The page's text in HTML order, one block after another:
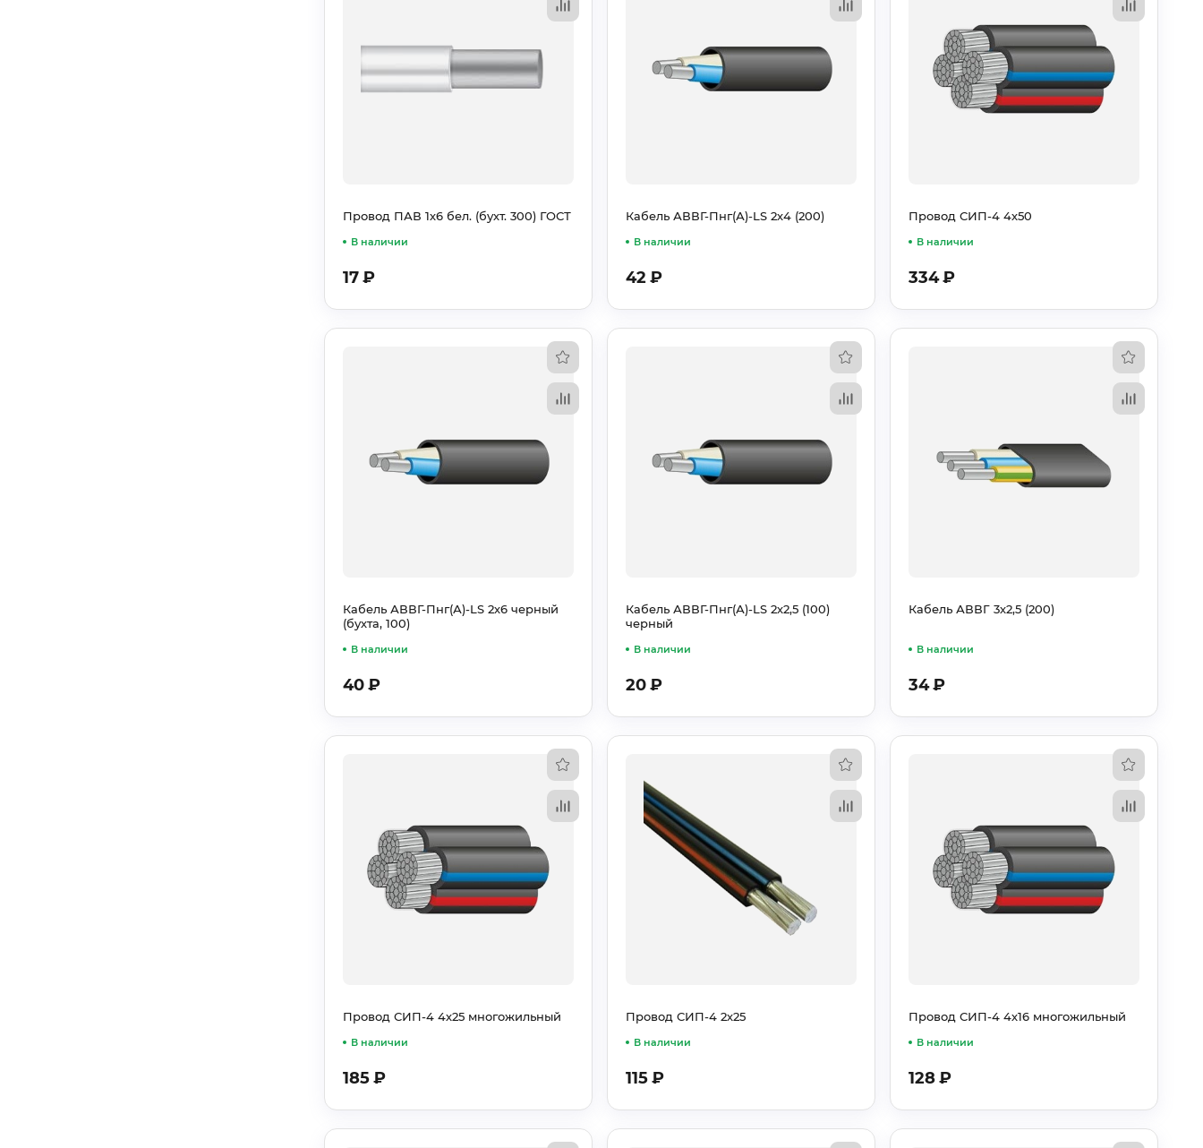
В наличии
Провод ПАВ 1х6 бел. (бухт. 300) ГОСТ
17₽
В наличии
Кабель АВВГ-Пнг(А)-LS 2х4 (200)
42₽
В наличии
Провод СИП-4 4х50
334₽
В наличии
Кабель АВВГ-Пнг(А)-LS 2х6 черный
(бухта, 100)
40₽
В наличии
Кабель АВВГ-Пнг(А)-LS 2х2,5 (100)
черный
20₽
В наличии
Кабель АВВГ 3х2,5 (200)
34₽
В наличии
Провод СИП-4 4х25 многожильный
185₽
В наличии
Провод СИП-4 2х25
115₽
В наличии
Провод СИП-4 4х16 многожильный
128₽